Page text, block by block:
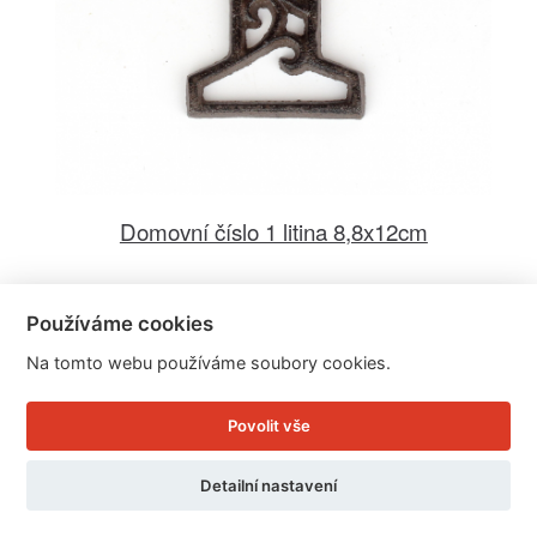
Domovní číslo 1 litina 8,8x12cm
Cena: 59 Kč
Skladem
Používáme cookies
Na tomto webu používáme soubory cookies.
Povolit vše
Detailní nastavení